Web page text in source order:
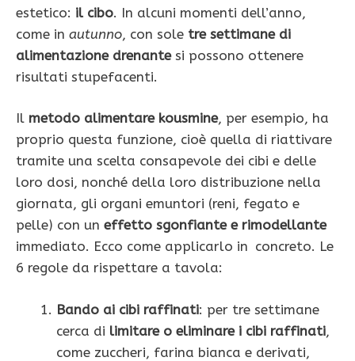
estetico: il cibo. In alcuni momenti dell’anno,
come in autunno, con sole tre settimane di
alimentazione drenantesi possono ottenere
risultati stupefacenti.
Il metodo alimentare kousmine, per esempio, ha
proprio questa funzione, cioè quella di riattivare
tramite una scelta consapevole dei cibi e delle
loro dosi, nonché della loro distribuzione nella
giornata, gli orga­ni emuntori (reni, fegato e
pelle) con un effetto sgonfiante e rimodel­lante
immediato. Ecco come applicarlo in concreto. Le
6 regole da rispettare a tavola:
Bando ai cibi raffinati: per tre settimane
cerca di limitare o eliminare i cibi raffinati,
come zuccheri, farina bianca e de­rivati,